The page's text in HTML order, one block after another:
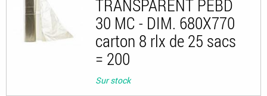
TRANSPARENT PEBD
30 MC - DIM. 680X770
carton 8 rlx de 25 sacs
= 200
Sur stock